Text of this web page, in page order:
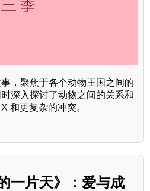
，聚焦于各个动物王国之间的
深入探讨了动物之间的关系和
和更复杂的冲突。
一片天》：爱与成